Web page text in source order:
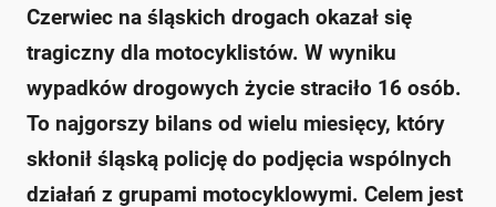
Czerwiec na śląskich drogach okazał się
tragiczny dla motocyklistów. W wyniku
wypadków drogowych życie straciło 16 osób.
To najgorszy bilans od wielu miesięcy, który
skłonił śląską policję do podjęcia wspólnych
działań z grupami motocyklowymi. Celem jest